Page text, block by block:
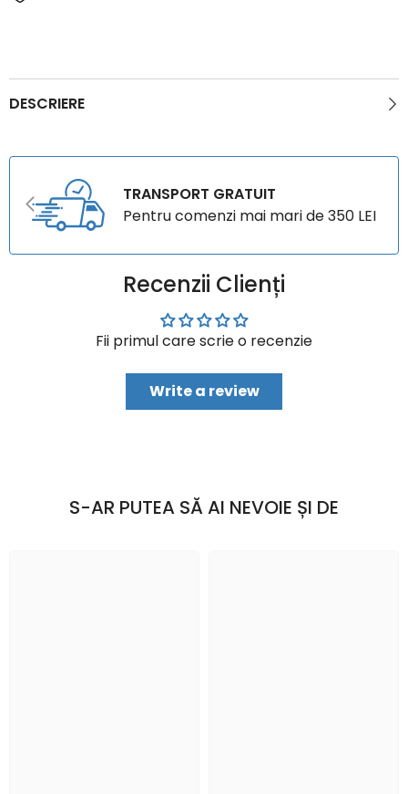
DESCRIERE
TRANSPORT GRATUIT
Pentru comenzi mai mari de 350 LEI
Recenzii Clienți
Fii primul care scrie o recenzie
Write a review
S-AR PUTEA SĂ AI NEVOIE ȘI DE